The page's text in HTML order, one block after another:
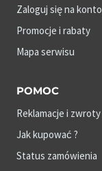
Zaloguj się na konto
Promocje i rabaty
Mapa serwisu
POMOC
Reklamacje i zwroty
Jak kupować ?
Status zamówienia